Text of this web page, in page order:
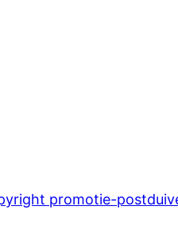
promotie-